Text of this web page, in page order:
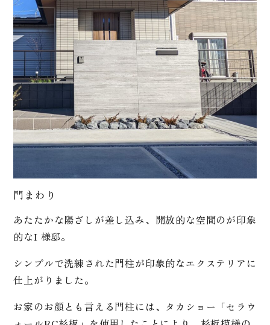
門まわり
あたたかな陽ざしが差し込み、開放的な空間のが印象
的なI 様邸。
シンプルで洗練された門柱が印象的なエクステリアに
仕上がりました。
お家のお顔とも言える門柱には、タカショー「セラウ